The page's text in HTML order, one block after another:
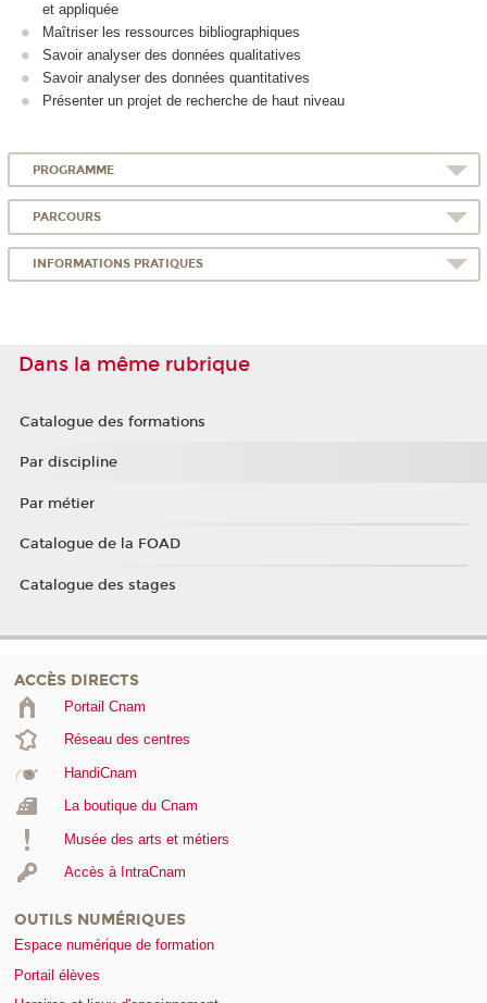
et appliquée
Maîtriser les ressources bibliographiques
Savoir analyser des données qualitatives
Savoir analyser des données quantitatives
Présenter un projet de recherche de haut niveau
PROGRAMME
PARCOURS
INFORMATIONS PRATIQUES
Dans la même rubrique
Catalogue des formations
Par discipline
Par métier
Catalogue de la FOAD
Catalogue des stages
ACCÈS DIRECTS
Portail Cnam
Réseau des centres
HandiCnam
La boutique du Cnam
Musée des arts et métiers
Accès à IntraCnam
OUTILS NUMÉRIQUES
Espace numérique de formation
Portail élèves